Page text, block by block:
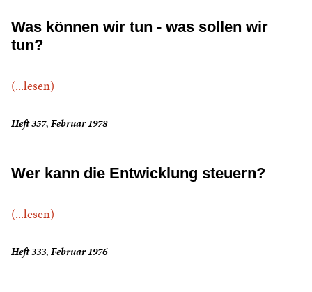
Was können wir tun - was sollen wir
tun?
(...lesen)
Heft 357, Februar 1978
Wer kann die Entwicklung steuern?
(...lesen)
Heft 333, Februar 1976